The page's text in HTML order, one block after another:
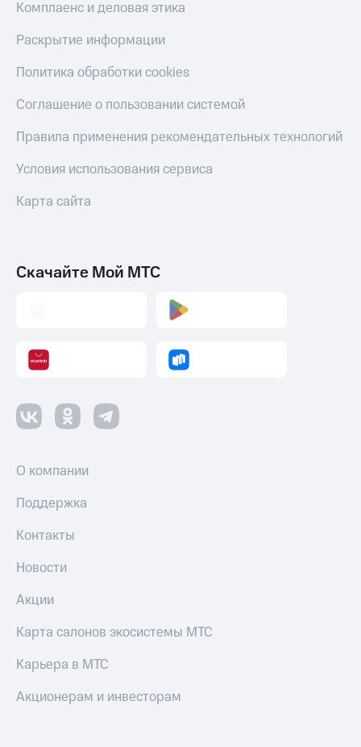
Комплаенс и деловая этика
Раскрытие информации
Политика обработки cookies
Соглашение о пользовании системой
Правила применения рекомендательных технологий
Условия использования сервиса
Карта сайта
Скачайте Мой МТС
О компании
Поддержка
Контакты
Новости
Акции
Карта салонов экосистемы МТС
Карьера в МТС
Акционерам и инвесторам